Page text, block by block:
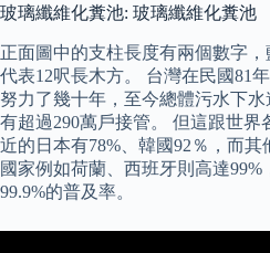
玻璃纖維化糞池: 玻璃纖維化糞池
正面圖中的支柱長度有兩個數字
代表12呎長木方。 台灣在民國81
努力了幾十年，至今總體污水下
有超過290萬戶接管。 但這跟世
近的日本有78%、韓國92％，而
國家例如荷蘭、西班牙則高達
99.9%的普及率。